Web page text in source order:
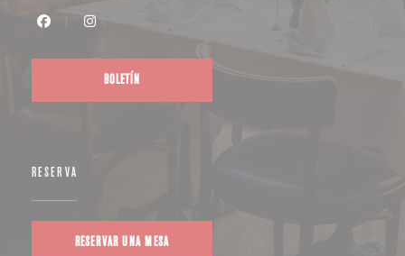
BOLETÍN
RESERVA
RESERVAR UNA MESA